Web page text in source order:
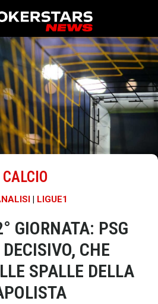
CALCIO
| LIGUE1
GIORNATA: PSG
CHE
SPALLE DELLA